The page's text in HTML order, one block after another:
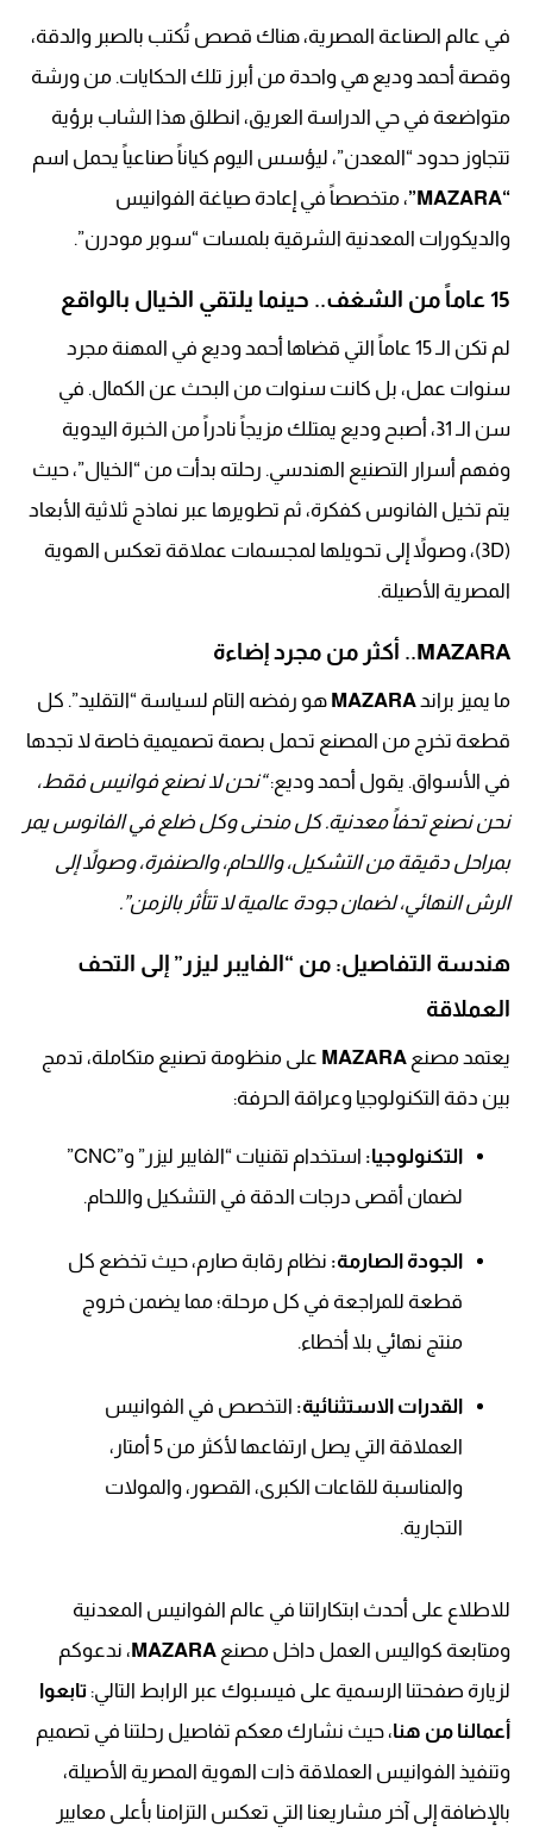
في عالم الصناعة المصرية، هناك قصص تُكتب بالصبر والدقة،
وقصة أحمد وديع هي واحدة من أبرز تلك الحكايات. من ورشة
متواضعة في حي الدراسة العريق، انطلق هذا الشاب برؤية
تتجاوز حدود “المعدن”، ليؤسس اليوم كياناً صناعياً يحمل اسم
“MAZARA”
، متخصصاً في إعادة صياغة الفوانيس
والديكورات المعدنية الشرقية بلمسات “سوبر مودرن”.
15 عاماً من الشغف.. حينما يلتقي الخيال بالواقع
لم تكن الـ 15 عاماً التي قضاها أحمد وديع في المهنة مجرد
سنوات عمل، بل كانت سنوات من البحث عن الكمال. في
سن الـ 31، أصبح وديع يمتلك مزيجاً نادراً من الخبرة اليدوية
وفهم أسرار التصنيع الهندسي. رحلته بدأت من “الخيال”، حيث
يتم تخيل الفانوس كفكرة، ثم تطويرها عبر نماذج ثلاثية الأبعاد
(3D)، وصولاً إلى تحويلها لمجسمات عملاقة تعكس الهوية
المصرية الأصيلة.
MAZARA.. أكثر من مجرد إضاءة
ما يميز براندMAZARA هو رفضه التام لسياسة “التقليد”. كل
قطعة تخرج من المصنع تحمل بصمة تصميمية خاصة لا تجدها
في الأسواق. يقول أحمد وديع:“نحن لا نصنع فوانيس فقط،
نحن نصنع تحفاً معدنية. كل منحنى وكل ضلع في الفانوس يمر
بمراحل دقيقة من التشكيل، واللحام، والصنفرة، وصولاً إلى
الرش النهائي، لضمان جودة عالمية لا تتأثر بالزمن”.
هندسة التفاصيل: من “الفايبر ليزر” إلى التحف
العملاقة
يعتمد مصنع MAZARA على منظومة تصنيع متكاملة، تدمج
بين دقة التكنولوجيا وعراقة الحرفة:
التكنولوجيا:
استخدام تقنيات “الفايبر ليزر” و”CNC”
لضمان أقصى درجات الدقة في التشكيل واللحام.
الجودة الصارمة: نظام رقابة صارم، حيث تخضع كل
قطعة للمراجعة في كل مرحلة؛ مما يضمن خروج
منتج نهائي بلا أخطاء.
القدرات الاستثنائية: التخصص في الفوانيس
العملاقة التي يصل ارتفاعها لأكثر من 5 أمتار،
والمناسبة للقاعات الكبرى، القصور، والمولات
التجارية.
للاطلاع على أحدث ابتكاراتنا في عالم الفوانيس المعدنية
ومتابعة كواليس العمل داخل مصنع MAZARA ، ندعوكم
لزيارة صفحتنا الرسمية على فيسبوك عبر الرابط التالي: تابعوا
أعمالنا من هنا، حيث نشارك معكم تفاصيل رحلتنا في تصميم
وتنفيذ الفوانيس العملاقة ذات الهوية المصرية الأصيلة،
بالإضافة إلى آخر مشاريعنا التي تعكس التزامنا بأعلى معايير